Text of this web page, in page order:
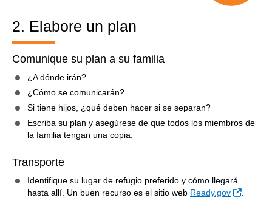
2. Elabore un plan
Comunique su plan a su familia
¿A dónde irán?
¿Cómo se comunicarán?
Si tiene hijos, ¿qué deben hacer si se separan?
Escriba su plan y asegúrese de que todos los miembros de
la familia tengan una copia.
Transporte
Identifique su lugar de refugio preferido y cómo llegará
hasta allí. Un buen recurso es el sitio web Ready.gov Sitio